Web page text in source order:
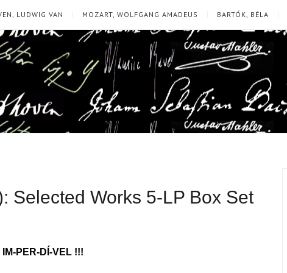
LUDWIG VAN MOZART, WOLFGANG AMADEUS BARTÓK, BÉLA
Selected Works 5-LP Box Set
IM-PER-DÍ-VEL !!!